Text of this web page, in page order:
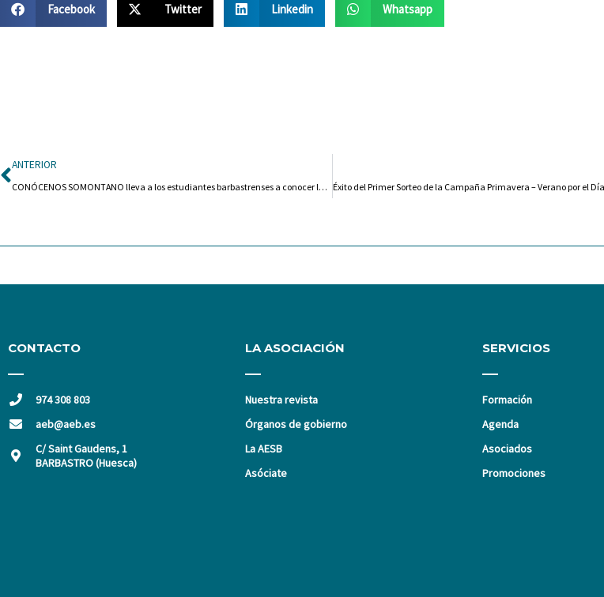
Facebook Twitter Linkedin Whatsapp
Ant
ANTERIOR
CONÓCENOS SOMONTANO lleva a los estudiantes barbastrenses a conocer las empresas locales
CONTACTO
974 308 803
aeb@aeb.es
C/ Saint Gaudens, 1
BARBASTRO (Huesca)
LA ASOCIACIÓN
Nuestra revista
Órganos de gobierno
La AESB
Asóciate
SERVICIOS
Formación
Agenda
Asociados
Promociones